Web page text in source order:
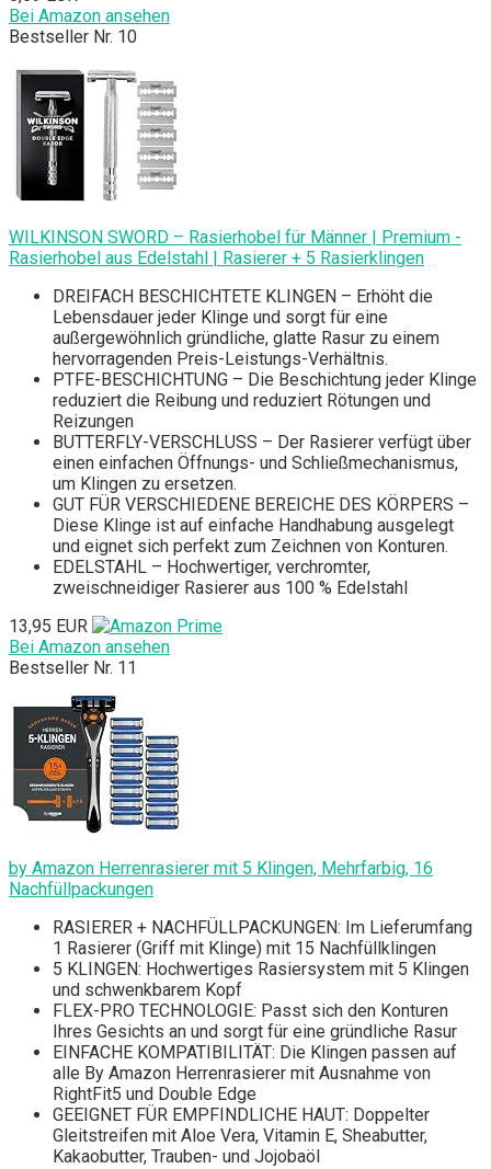
Bei Amazon ansehen
Bestseller Nr. 10
WILKINSON SWORD – Rasierhobel für Männer | Premium -
Rasierhobel aus Edelstahl | Rasierer + 5 Rasierklingen
DREIFACH BESCHICHTETE KLINGEN – Erhöht die
Lebensdauer jeder Klinge und sorgt für eine
außergewöhnlich gründliche, glatte Rasur zu einem
hervorragenden Preis-Leistungs-Verhältnis.
PTFE-BESCHICHTUNG – Die Beschichtung jeder Klinge
reduziert die Reibung und reduziert Rötungen und
Reizungen
BUTTERFLY-VERSCHLUSS – Der Rasierer verfügt über
einen einfachen Öffnungs- und Schließmechanismus,
um Klingen zu ersetzen.
GUT FÜR VERSCHIEDENE BEREICHE DES KÖRPERS –
Diese Klinge ist auf einfache Handhabung ausgelegt
und eignet sich perfekt zum Zeichnen von Konturen.
EDELSTAHL – Hochwertiger, verchromter,
zweischneidiger Rasierer aus 100 % Edelstahl
13,95 EUR
Bei Amazon ansehen
Bestseller Nr. 11
by Amazon Herrenrasierer mit 5 Klingen, Mehrfarbig, 16
Nachfüllpackungen
RASIERER + NACHFÜLLPACKUNGEN: Im Lieferumfang
1 Rasierer (Griff mit Klinge) mit 15 Nachfüllklingen
5 KLINGEN: Hochwertiges Rasiersystem mit 5 Klingen
und schwenkbarem Kopf
FLEX-PRO TECHNOLOGIE: Passt sich den Konturen
Ihres Gesichts an und sorgt für eine gründliche Rasur
EINFACHE KOMPATIBILITÄT: Die Klingen passen auf
alle By Amazon Herrenrasierer mit Ausnahme von
RightFit5 und Double Edge
GEEIGNET FÜR EMPFINDLICHE HAUT: Doppelter
Gleitstreifen mit Aloe Vera, Vitamin E, Sheabutter,
Kakaobutter, Trauben- und Jojobaöl